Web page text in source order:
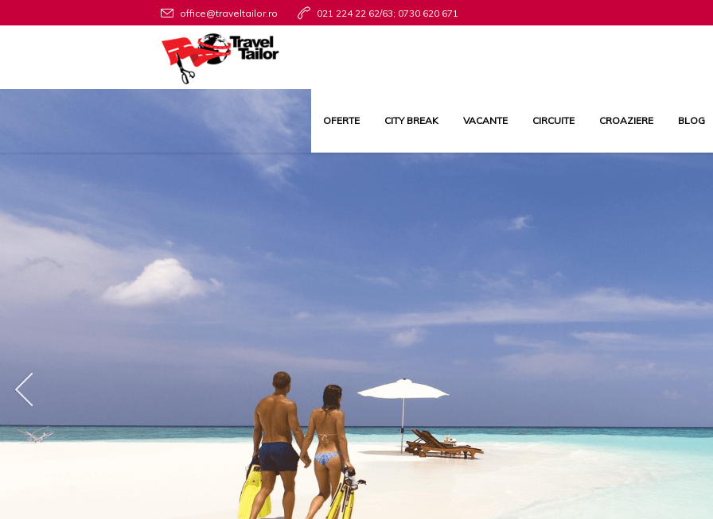
office@traveltailor.ro 021 224 22 62/63; 0730 620 671
OFERTE CITY BREAK VACANTE CIRCUITE CROAZIERE BLOG